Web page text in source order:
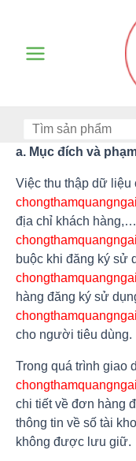
contentMenu
a. Mục đích và
Việc thu thập dữ liệu
địa chỉ khách
buộc khi đăng ký sử
hàng đăng ký sử
cho người tiêu dùng.
Trong quá trình giao
chi tiết về đơn hàng
thông tin về số tài
không được lưu giữ.